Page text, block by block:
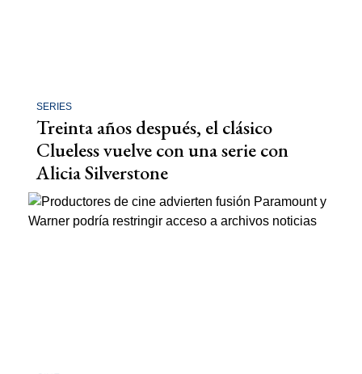
SERIES
Treinta años después, el clásico
Clueless vuelve con una serie con
Alicia Silverstone